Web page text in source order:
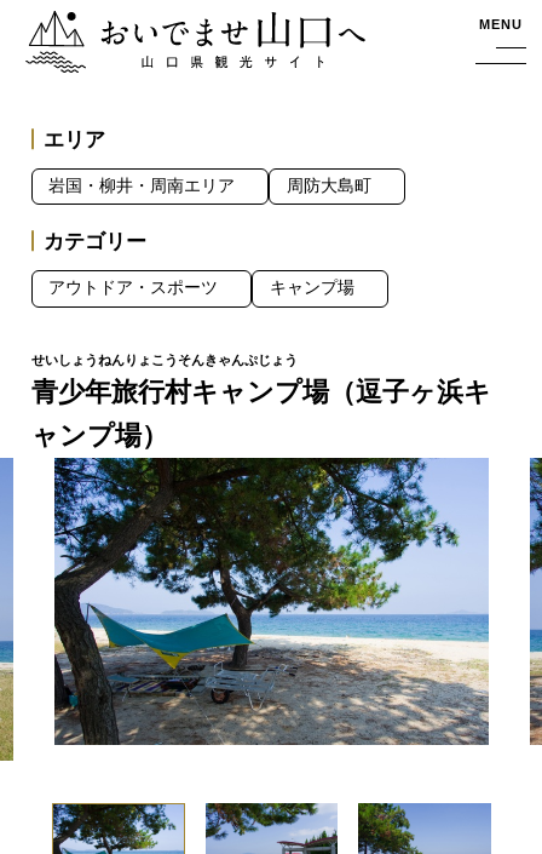
おいでませ山口へー山口県観光サイト MENU
青少年旅行村キャンプ場（逗子ヶ浜キ
ャンプ場）
エリア
岩国・柳井・周南エリア 周防大島町
カテゴリー
アウトドア・スポーツ キャンプ場